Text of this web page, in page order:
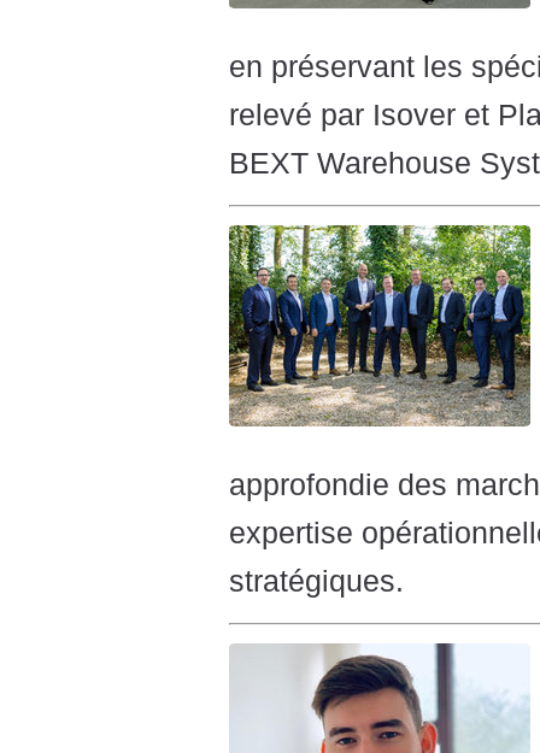
en préservant les
relevé par Isover et
BEXT Warehouse
approfondie des
expertise
stratégiques.